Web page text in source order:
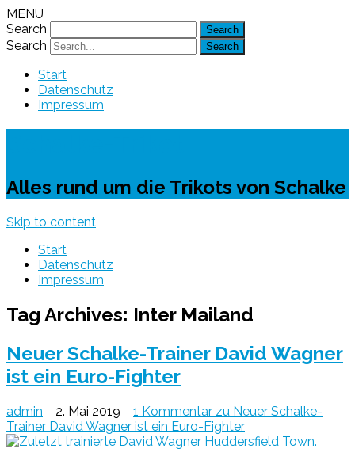
MENU
Search
Search
Start
Datenschutz
Impressum
Alles rund um die Trikots von Schalke
Skip to content
Start
Datenschutz
Impressum
Tag Archives: Inter Mailand
Neuer Schalke-Trainer David Wagner
ist ein Euro-Fighter
admin 2. Mai 2019 1 Kommentar zu Neuer Schalke-
Trainer David Wagner ist ein Euro-Fighter